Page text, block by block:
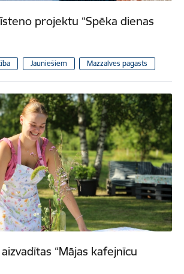
projektu “Spēka dienas
Jauniešiem Mazzalves pagasts
“Mājas kafejnīcu